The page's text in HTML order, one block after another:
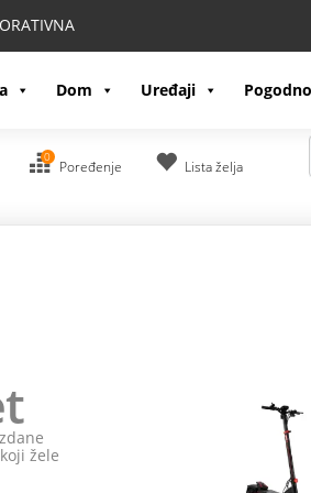
Dom Uređaji
0
Poređenje Lista želja
žele